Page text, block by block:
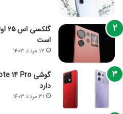
است
17 مرداد 1403
دارد
31 مرداد 1403